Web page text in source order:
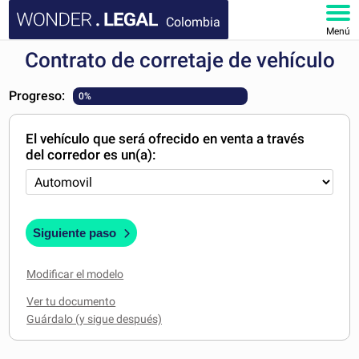
Colombia
Menú
INICIO
DOCUMENTOS
FAQ
MI CUENTA
Contrato de corretaje de vehículo
Progreso: 0%
El vehículo que será ofrecido en venta a través
del corredor es un(a):
Siguiente paso
Modificar el modelo
Ver tu documento